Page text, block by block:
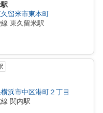
留米市東本町
東久留米駅
浜市中区港町２丁目
関内駅